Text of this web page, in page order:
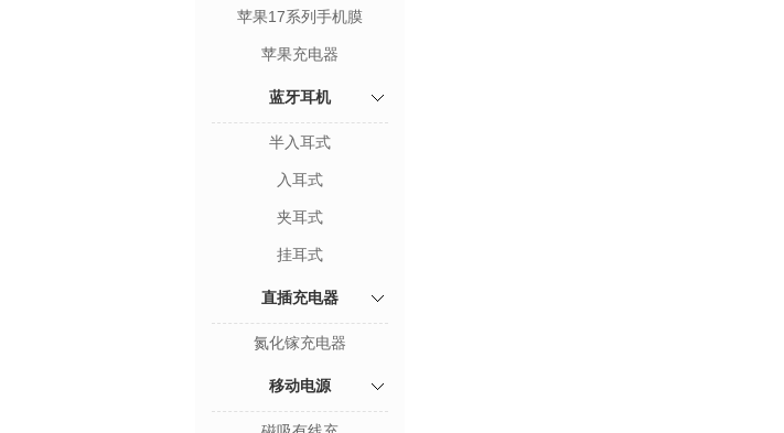
苹果17系列手机膜
苹果充电器
蓝牙耳机
半入耳式
入耳式
夹耳式
挂耳式
直插充电器
氮化镓充电器
移动电源